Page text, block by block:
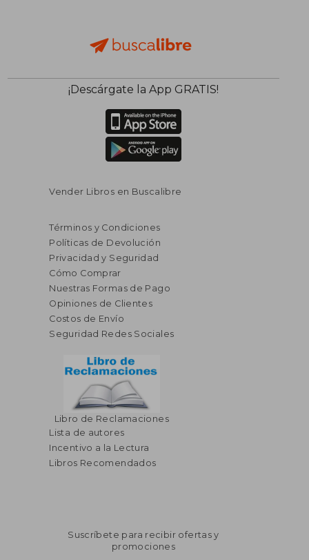
¡Descárgate la App GRATIS!
Vender Libros en Buscalibre
Términos y Condiciones
Políticas de Devolución
Privacidad y Seguridad
Cómo Comprar
Nuestras Formas de Pago
Opiniones de Clientes
Costos de Envío
Seguridad Redes Sociales
Libro de Reclamaciones
Lista de autores
Incentivo a la Lectura
Libros Recomendados
Suscríbete para recibir ofertas y
promociones